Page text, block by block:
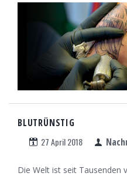
BLUTRÜNSTIG
27 April 2018
Die Welt ist seit Tausenden